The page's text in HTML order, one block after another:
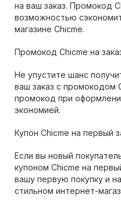
на ваш заказ. Промокод
возможностью
магазине Chicme.
Промокод Chicme на
Не упустите шанс
ваш заказ с промокодом
промокод при
экономией.
Купон Chicme на первый
Если вы новый
купоном Chicme на
вашу первую покупку и
стильном интернет-